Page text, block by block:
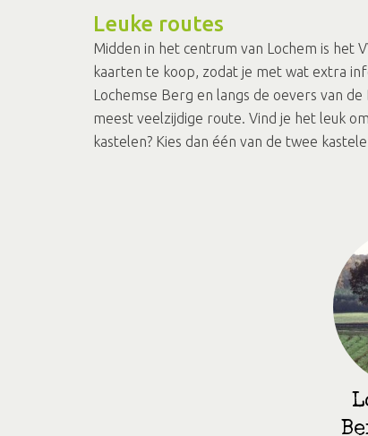
Leuke routes
Midden in het centrum van Lochem is het
kaarten te koop, zodat je met wat extra
Lochemse Berg en langs de oevers van
meest veelzijdige route. Vind je het leuk
kastelen? Kies dan één van de twee